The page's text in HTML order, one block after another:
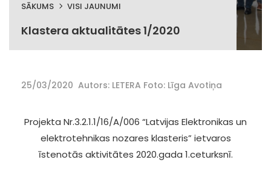
SĀKUMS VISI JAUNUMI
Klastera aktualitātes 1/2020
25/03/2020 Autors: LETERA Foto: Līga Avotiņa
Projekta Nr.3.2.1.1/16/A/006 “Latvijas Elektronikas un
elektrotehnikas nozares klasteris” ietvaros
īstenotās aktivitātes 2020.gada 1.ceturksnī.